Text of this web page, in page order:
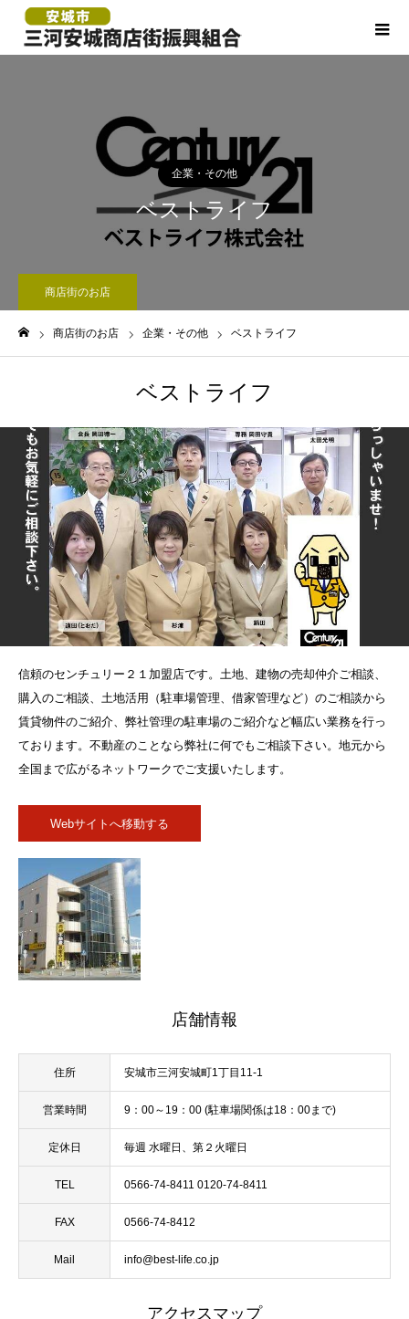
企業・その他
ベストライフ
商店街のお店
商店街のお店 企業・その他 ベストライフ
ベストライフ
信頼のセンチュリー２１加盟店です。土地、建物の売却仲介ご相談、
購入のご相談、土地活用（駐車場管理、借家管理など）のご相談から
賃貸物件のご紹介、弊社管理の駐車場のご紹介など幅広い業務を行っ
ております。不動産のことなら弊社に何でもご相談下さい。地元から
全国まで広がるネットワークでご支援いたします。
Webサイトへ移動する
店舗情報
住所 安城市三河安城町1丁目11-1
営業時間 9：00～19：00 (駐車場関係は18：00まで)
定休日 毎週 水曜日、第２火曜日
TEL 0566-74-8411 0120-74-8411
FAX 0566-74-8412
Mail info@best-life.co.jp
アクセスマップ